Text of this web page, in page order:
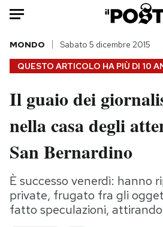
Auto
HOME
Italia
Politica
Tecnologia
Scienza
Cultura
QUESTO ARTICOLO HA PIÙ DI 10
MONDO Sabato 5 dicembre 2015
Il guaio dei
nella casa degli
San Bernardino
È successo venerdì: hanno
private, frugato fra gli
fatto speculazioni,